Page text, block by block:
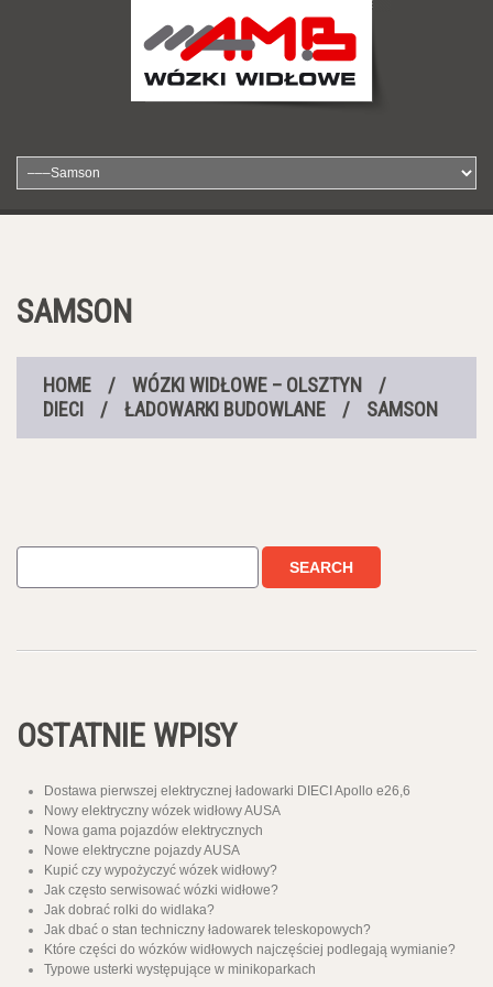
SAMSON
HOME / WÓZKI WIDŁOWE – OLSZTYN
/
DIECI
/ ŁADOWARKI BUDOWLANE / SAMSON
OSTATNIE WPISY
Dostawa pierwszej elektrycznej ładowarki DIECI Apollo e26,6
Nowy elektryczny wózek widłowy AUSA
Nowa gama pojazdów elektrycznych
Nowe elektryczne pojazdy AUSA
Kupić czy wypożyczyć wózek widłowy?
Jak często serwisować wózki widłowe?
Jak dobrać rolki do widlaka?
Jak dbać o stan techniczny ładowarek teleskopowych?
Które części do wózków widłowych najczęściej podlegają wymianie?
Typowe usterki występujące w minikoparkach